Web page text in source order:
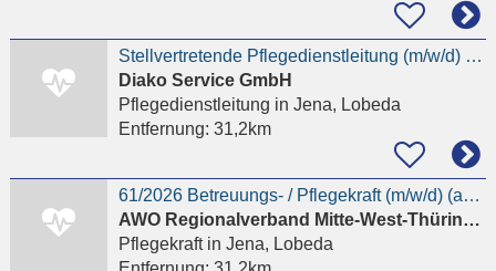
Stellvertretende Pflegedienstleitung (m/w/d) im ambulanten Dienst
Diako Service GmbH
Pflegedienstleitung in Jena, Lobeda
Entfernung: 31,2km
61/2026 Betreuungs- / Pflegekraft (m/w/d) (auch Quereinsteiger*innen) für unsere Tagespflege
AWO Regionalverband Mitte-West-Thüringen e.V.
Pflegekraftin Jena, Lobeda